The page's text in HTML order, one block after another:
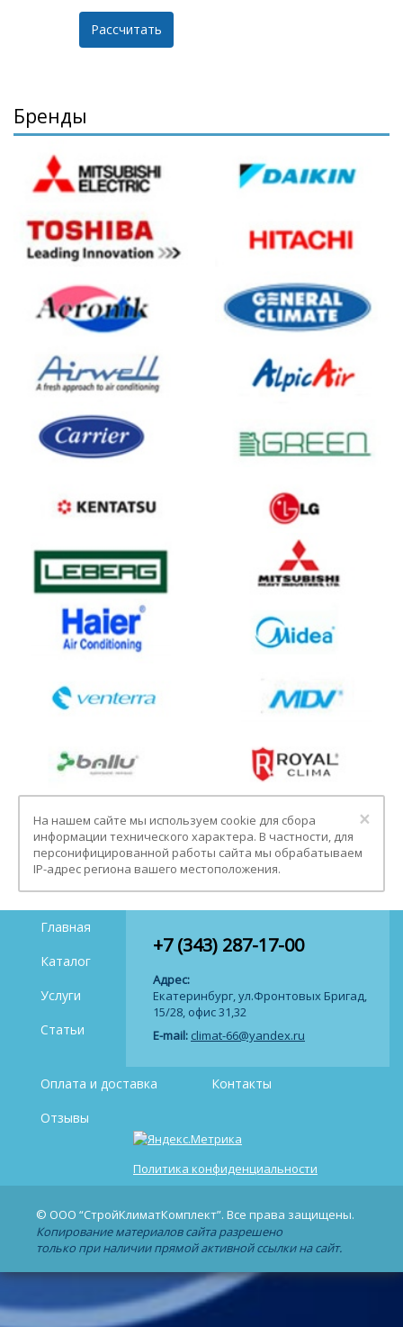
Бренды
×
На нашем сайте мы используем cookie для сбора
информации технического характера. В частности, для
персонифицированной работы сайта мы обрабатываем
IP-адрес региона вашего местоположения.
+7 (343) 287-17-00
Адрес:
Екатеринбург, ул.Фронтовых Бригад,
15/28, офис 31,32
E-mail: climat-66@yandex.ru
Главная
Каталог
Услуги
Статьи
Оплата и доставка
Контакты
Отзывы
Политика конфиденциальности
© ООО “СтройКлиматКомплект”. Все права защищены.
Копирование материалов сайта разрешено
только при наличии прямой активной ссылки на сайт.